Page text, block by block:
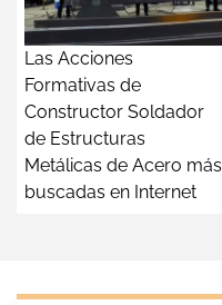
Las Acciones
Formativas de
Constructor Soldador
de Estructuras
Metálicas de Acero más
buscadas en Internet